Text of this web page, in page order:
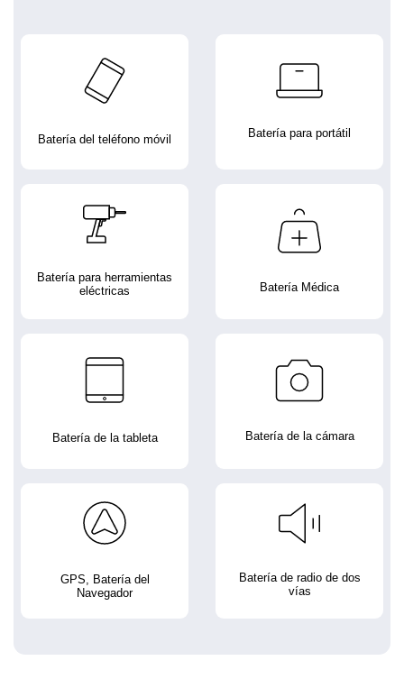
Batería del teléfono móvil Batería para portátil
Batería para herramientas
eléctricas
Batería Médica
Batería de la tableta Batería de la cámara
GPS, Batería del
Navegador
Batería de radio de dos
vías